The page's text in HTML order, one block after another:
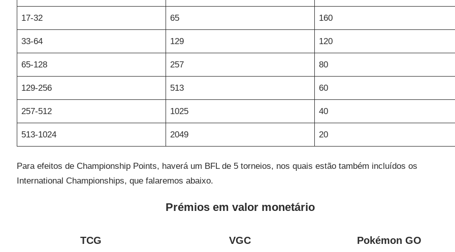
17-32 65 160
33-64 129 120
65-128 257 80
129-256 513 60
257-512 1025 40
513-1024 2049 20
Para efeitos de Championship Points, haverá um BFL de 5 torneios, nos quais estão também incluídos os
International Championships, que falaremos abaixo.
Prémios em valor monetário
TCG VGC Pokémon GO